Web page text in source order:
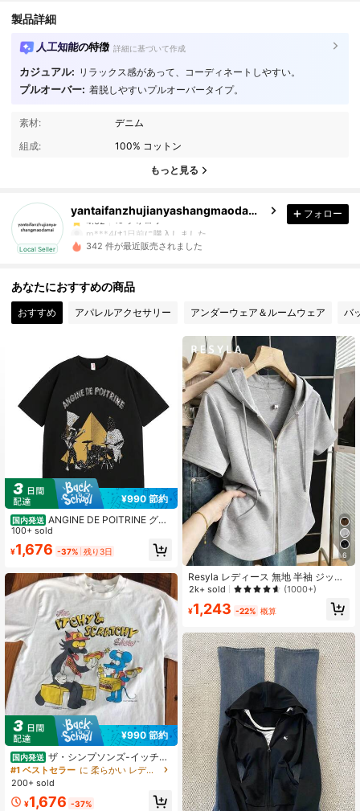
製品詳細
人工知能の特徴 詳細に基づいて作成
カジュアル: リラックス感があって、コーディネートしやすい。
プルオーバー: 着脱しやすいプルオーバータイプ。
素材:
デニム
組成:
100% コットン
もっと見る
Local Seller
yantaifanzhujianyashangmaodamai
19 フォロワー
19 フォロワー
4.62
19 フォロワー
m***4 は 1日前 に購入しました
19 フォロワー
4.62 19 フォロワー
4.62 19 フォロワー
19 フォロワー
4.62 19 フォロワー
4.62 19 フォロワー
フォロー
342 件が最近販売されました
あなたにおすすめの商品
おすすめ アパレルアクセサリー アンダーウェア＆ルームウェア バ
¥990 節約
国内発送 ANGINE DE POITRINE グラ
フィックプリント クルーネックTシ
ャツ - カジュアル ショートスブ コッ
トンTシャツ、ストトスタイル バン
春夏 ゆったり オーバーサイズ トッ
プス、ギフトやストトコーデに最適
100+ sold
¥1,676 -37% 残り3日
¥990 節約
国内発送 ザ・シンプソンズ-イッチ＆
スクラッチ・ショー Tシャツ ユニセ
ックス Tシャツ Tシャツ サンタ Tシ
トロ漫画トップ
#1 ベストセラー
に 柔らかい レディーススウェットシャツ＆パーカー
200+ sold
¥1,676 -37%
6
Resyla レディース 無地 半袖 ジップ
アップ ドローストリング スウェット
2k+ sold (1000+)
¥1,243 -22% 概算